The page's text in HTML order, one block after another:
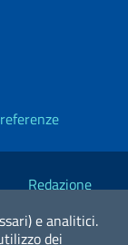
e analitici.
dei
Redazione